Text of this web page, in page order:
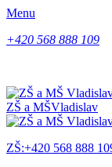
Menu
+420 568 888 109
ZŠ a MŠVladislav
ZŠ:+420 568 888